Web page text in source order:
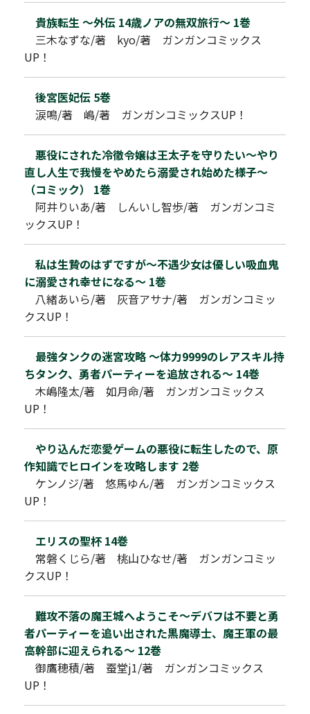
貴族転生 ～外伝 14歳ノアの無双旅行～ 1巻
三木なずな/著 kyo/著 ガンガンコミックス
UP！
後宮医妃伝 5巻
涙鳴/著 嶋/著 ガンガンコミックスUP！
悪役にされた冷徹令嬢は王太子を守りたい～やり
直し人生で我慢をやめたら溺愛され始めた様子～
（コミック） 1巻
阿井りいあ/著 しんいし智歩/著 ガンガンコミ
ックスUP！
私は生贄のはずですが～不遇少女は優しい吸血鬼
に溺愛され幸せになる～ 1巻
八緒あいら/著 灰音アサナ/著 ガンガンコミッ
クスUP！
最強タンクの迷宮攻略 ～体力9999のレアスキル持
ちタンク、勇者パーティーを追放される～ 14巻
木嶋隆太/著 如月命/著 ガンガンコミックス
UP！
やり込んだ恋愛ゲームの悪役に転生したので、原
作知識でヒロインを攻略します 2巻
ケンノジ/著 悠馬ゆん/著 ガンガンコミックス
UP！
エリスの聖杯 14巻
常磐くじら/著 桃山ひなせ/著 ガンガンコミッ
クスUP！
難攻不落の魔王城へようこそ～デバフは不要と勇
者パーティーを追い出された黒魔導士、魔王軍の最
高幹部に迎えられる～ 12巻
御鷹穂積/著 蚕堂j1/著 ガンガンコミックス
UP！